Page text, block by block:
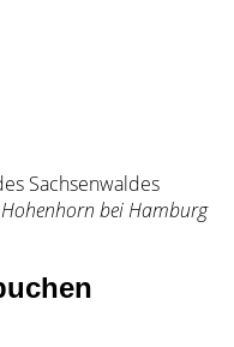
Sachsenwaldes
bei Hamburg